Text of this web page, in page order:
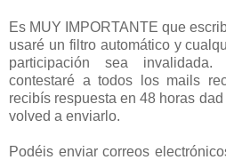
Es MUY IMPORTANTE que
usaré un filtro automático y
participación sea
contestaré a todos los mails
recibís respuesta en 48 horas
volved a enviarlo.
Podéis enviar correos